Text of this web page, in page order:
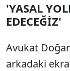
'YASAL
EDECEĞİZ'
Avukat
arkadaki